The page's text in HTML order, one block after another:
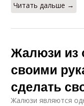
Жалюзи в
Жалюзи
Читать дальше →
Жалюзи из
своими
сделать
Жалюзи являются